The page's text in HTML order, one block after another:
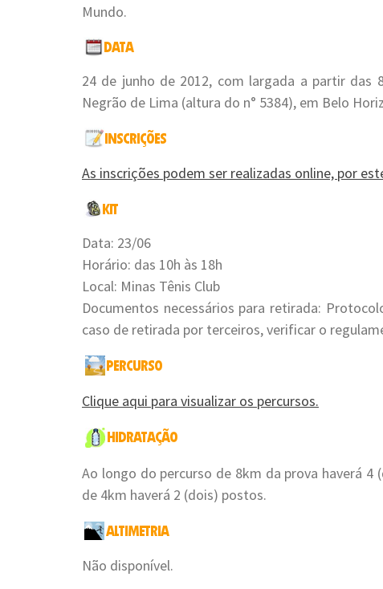
Mundo.
24 de junho de 2012, com largada a partir das
Negrão de Lima (altura do n° 5384), em Belo
As inscrições podem ser realizadas online, por
Data: 23/06
Horário: das 10h às 18h
Local: Minas Tênis Club
Documentos necessários para retirada:
caso de retirada por terceiros, verificar o
Clique aqui para visualizar os percursos.
Ao longo do percurso de 8km da prova haverá
de 4km haverá 2 (dois) postos.
Não disponível.